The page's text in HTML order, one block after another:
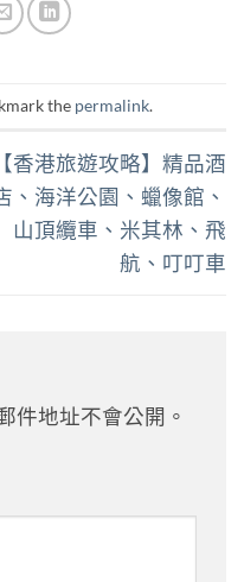
the permalink.
【香港旅遊攻略】精品酒
、海洋公園、蠟像館、
山頂纜車、米其林、飛
航、叮叮車
件地址不會公開。